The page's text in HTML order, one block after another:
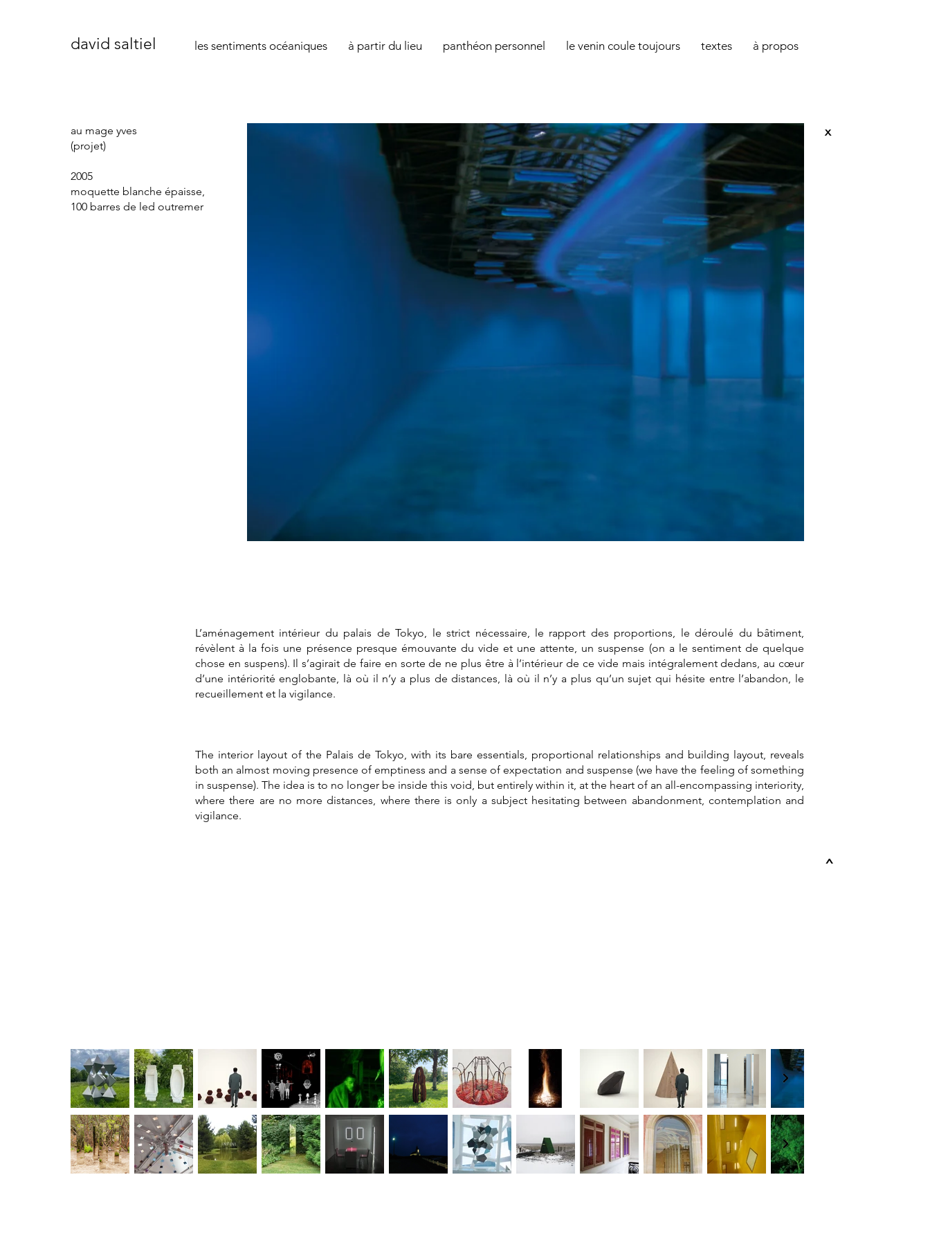
david saltiel les sentiments océaniques à partir du lieu panthéon personnel le venin coule toujours textes à propos
au mage yves
(projet)
2005
moquette blanche épaisse,
100 barres de led outremer
x
L’aménagement intérieur du palais de Tokyo, le strict nécessaire, le rapport des proportions, le déroulé du bâtiment,
révèlent à la fois une présence presque émouvante du vide et une attente, un suspense (on a le sentiment de quelque
chose en suspens). Il s’agirait de faire en sorte de ne plus être à l’intérieur de ce vide mais intégralement dedans, au cœur
d’une intériorité englobante, là où il n’y a plus de distances, là où il n’y a plus qu’un sujet qui hésite entre l’abandon, le
recueillement et la vigilance.
The interior layout of the Palais de Tokyo, with its bare essentials, proportional relationships and building layout, reveals
both an almost moving presence of emptiness and a sense of expectation and suspense (we have the feeling of something
in suspense). The idea is to no longer be inside this void, but entirely within it, at the heart of an all-encompassing interiority,
where there are no more distances, where there is only a subject hesitating between abandonment, contemplation and
vigilance.
^